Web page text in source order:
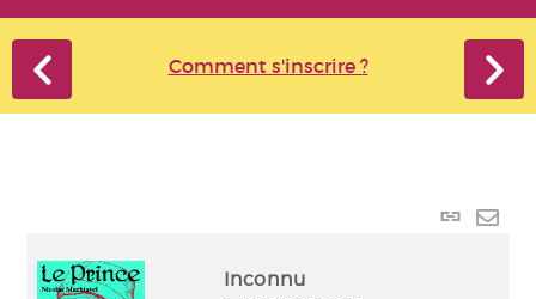
Comment s'inscrire ?
Lien
Inconnu